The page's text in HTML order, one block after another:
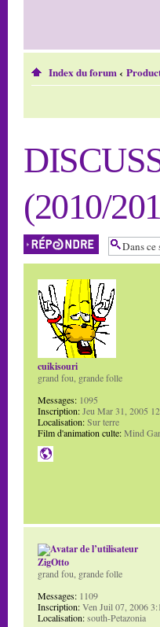
Index du forum‹
(2010/
Répondre
cuikisouri
grand fou, grande folle
Messages: 1095
Inscription:Jeu Mar 31, 2005
Localisation:Sur terre
Film d'animation culte:Mind
ZigOtto
grand fou, grande folle
Messages: 1109
Inscription:Ven Juil 07, 2006
Localisation:south-Petazonia